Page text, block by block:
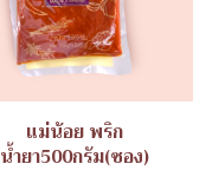
แม่น้อย พริก
น้ำยา500กรัม(ซอง)